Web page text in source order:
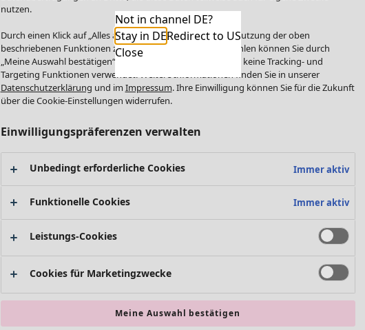
Not in channel DE?
Stay in DERedirect to US
Close
nutzen.
Durch einen Klick auf „Alles akzeptieren“ stimmen Sie der Nutzung der oben
beschriebenen Funktionen zu. Einzelne Funktionen auswählen können Sie durch
„Meine Auswahl bestätigen“. Über „Alles ablehnen“ werden keine Tracking- und
Targeting Funktionen verwendet. Weitere Informationen finden Sie in unserer
Datenschutzerklärung und im Impressum. Ihre Einwilligung können Sie für die Zukunft
über die Cookie-Einstellungen widerrufen.
Einwilligungspräferenzen verwalten
Unbedingt erforderliche Cookies Immer aktiv
Funktionelle Cookies Immer aktiv
Leistungs-Cookies
Cookies für Marketingzwecke
Meine Auswahl bestätigen